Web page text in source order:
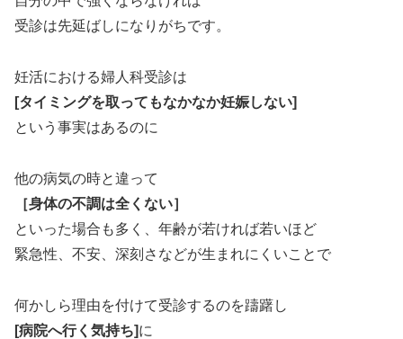
受診は先延ばしになりがちです。
妊活における婦人科受診は
[タイミングを取ってもなかなか妊娠しない]
という事実はあるのに
他の病気の時と違って
［身体の不調は全くない］
といった場合も多く、年齢が若ければ若いほど
緊急性、不安、深刻さなどが生まれにくいことで
何かしら理由を付けて受診するのを躊躇し
[病院へ行く気持ち]に